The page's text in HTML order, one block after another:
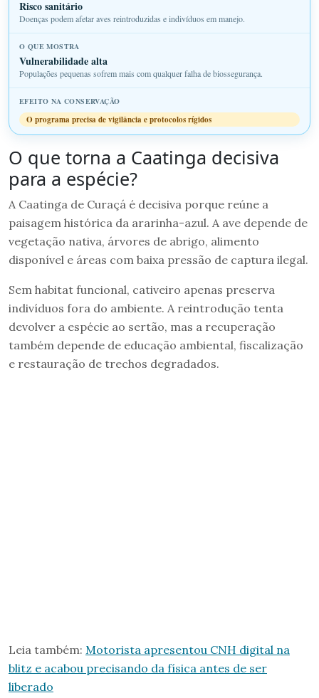
Risco sanitário
Doenças podem afetar aves reintroduzidas e indivíduos em manejo.
Vulnerabilidade alta
Populações pequenas sofrem mais com qualquer falha de biossegurança.
O programa precisa de vigilância e protocolos rígidos
O que torna a Caatinga decisiva
para a espécie?
A Caatinga de Curaçá é decisiva porque reúne a
paisagem histórica da ararinha-azul. A ave depende de
vegetação nativa, árvores de abrigo, alimento
disponível e áreas com baixa pressão de captura ilegal.
Sem habitat funcional, cativeiro apenas preserva
indivíduos fora do ambiente. A reintrodução tenta
devolver a espécie ao sertão, mas a recuperação
também depende de educação ambiental, fiscalização
e restauração de trechos degradados.
Leia também: Motorista apresentou CNH digital na
blitz e acabou precisando da física antes de ser
liberado